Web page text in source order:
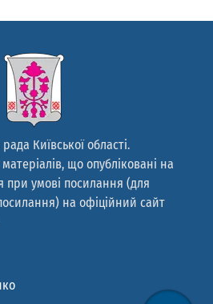
Київської області.
що опубліковані на
при умові посилання (для
на офіційний сайт